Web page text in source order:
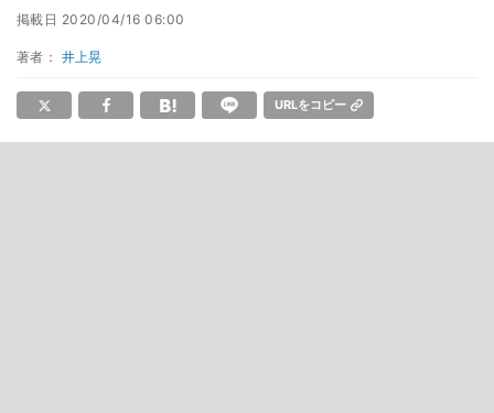
掲載日 2020/04/16 06:00
著者： 井上晃
URLをコピー